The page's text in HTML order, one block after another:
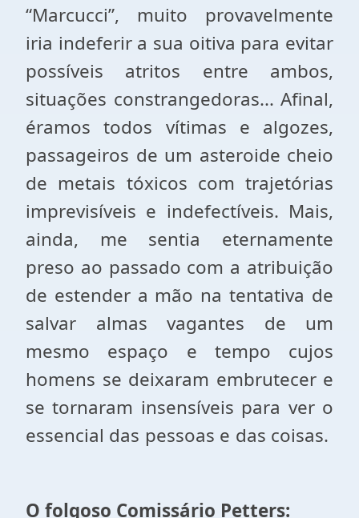
“Marcucci”, muito provavelmente
iria indeferir a sua oitiva para evitar
possíveis atritos entre ambos,
situações constrangedoras... Afinal,
éramos todos vítimas e algozes,
passageiros de um asteroide cheio
de metais tóxicos com trajetórias
imprevisíveis e indefectíveis. Mais,
ainda, me sentia eternamente
preso ao passado com a atribuição
de estender a mão na tentativa de
salvar almas vagantes de um
mesmo espaço e tempo cujos
homens se deixaram embrutecer e
se tornaram insensíveis para ver o
essencial das pessoas e das coisas.
O folgoso Comissário Petters: